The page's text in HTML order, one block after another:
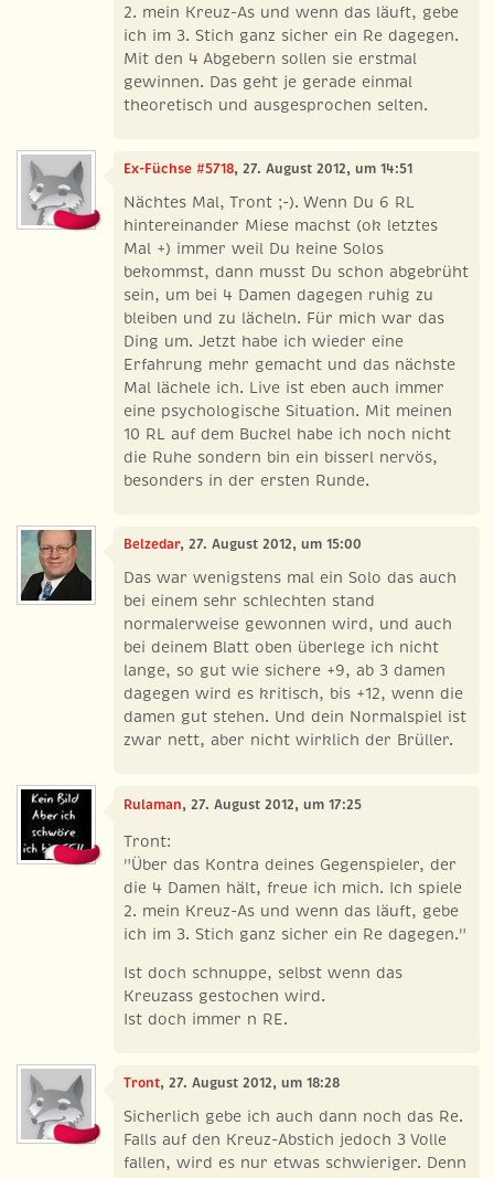
2. mein Kreuz-As und wenn das läuft, gebe
ich im 3. Stich ganz sicher ein Re dagegen.
Mit den 4 Abgebern sollen sie erstmal
gewinnen. Das geht je gerade einmal
theoretisch und ausgesprochen selten.
Ex-Füchse #5718, 27. August 2012, um 14:51
Nächtes Mal, Tront ;-). Wenn Du 6 RL
hintereinander Miese machst (ok letztes
Mal +) immer weil Du keine Solos
bekommst, dann musst Du schon abgebrüht
sein, um bei 4 Damen dagegen ruhig zu
bleiben und zu lächeln. Für mich war das
Ding um. Jetzt habe ich wieder eine
Erfahrung mehr gemacht und das nächste
Mal lächele ich. Live ist eben auch immer
eine psychologische Situation. Mit meinen
10 RL auf dem Buckel habe ich noch nicht
die Ruhe sondern bin ein bisserl nervös,
besonders in der ersten Runde.
Belzedar, 27. August 2012, um 15:00
Das war wenigstens mal ein Solo das auch
bei einem sehr schlechten stand
normalerweise gewonnen wird, und auch
bei deinem Blatt oben überlege ich nicht
lange, so gut wie sichere +9, ab 3 damen
dagegen wird es kritisch, bis +12, wenn die
damen gut stehen. Und dein Normalspiel ist
zwar nett, aber nicht wirklich der Brüller.
Rulaman, 27. August 2012, um 17:25
Tront:
"Über das Kontra deines Gegenspieler, der
die 4 Damen hält, freue ich mich. Ich spiele
2. mein Kreuz-As und wenn das läuft, gebe
ich im 3. Stich ganz sicher ein Re dagegen."
Ist doch schnuppe, selbst wenn das
Kreuzass gestochen wird.
Ist doch immer n RE.
Tront, 27. August 2012, um 18:28
Sicherlich gebe ich auch dann noch das Re.
Falls auf den Kreuz-Abstich jedoch 3 Volle
fallen, wird es nur etwas schwieriger. Denn